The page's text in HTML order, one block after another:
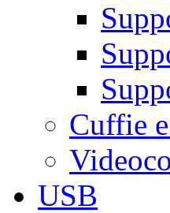
Cuffie
USB